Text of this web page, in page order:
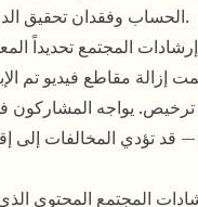
الحساب وفقدان تحقيق الدخل من الإعلانات.
إرشادات المجتمع تحديداً
إزالة مقاطع فيديو تم
يواجه المشاركون
قد تؤدي المخالفات إلى
المجتمع المحتوى